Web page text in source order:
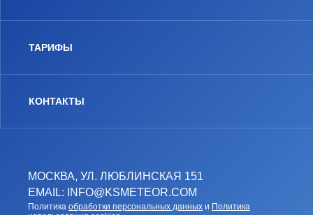
МОСКВА, УЛ. ЛЮБЛИНСКАЯ 151
EMAIL: INFO@KSMETEOR.COM
Политика обработки персональных данных и Политика
ТАРИФЫ
КОНТАКТЫ